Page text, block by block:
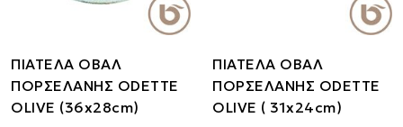
ΠΙΑΤΕΛΑ ΟΒΑΛ
ΠΟΡΣΕΛΑΝΗΣ ODETTE
OLIVE (36x28cm)
ΠΙΑΤΕΛΑ ΟΒΑΛ
ΠΟΡΣΕΛΑΝΗΣ ODETTE
OLIVE ( 31x24cm)